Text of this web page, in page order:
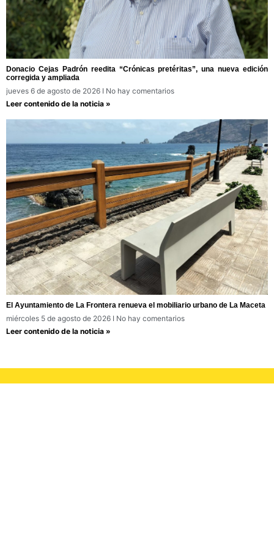
Donacio Cejas Padrón reedita “Crónicas pretéritas”, una nueva edición
corregida y ampliada
jueves 6 de agosto de 2026
No hay comentarios
Leer contenido de la noticia »
El Ayuntamiento de La Frontera renueva el mobiliario urbano de La Maceta
miércoles 5 de agosto de 2026
No hay comentarios
Leer contenido de la noticia »